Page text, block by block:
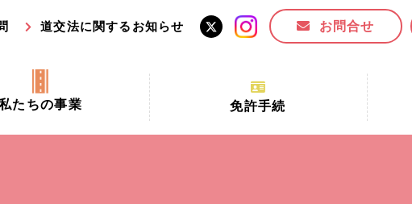
道交法に関するお知らせ お問合せ
たちの事業
活動推進センター事業
免許手続
手続場所の対象者及び受付時間